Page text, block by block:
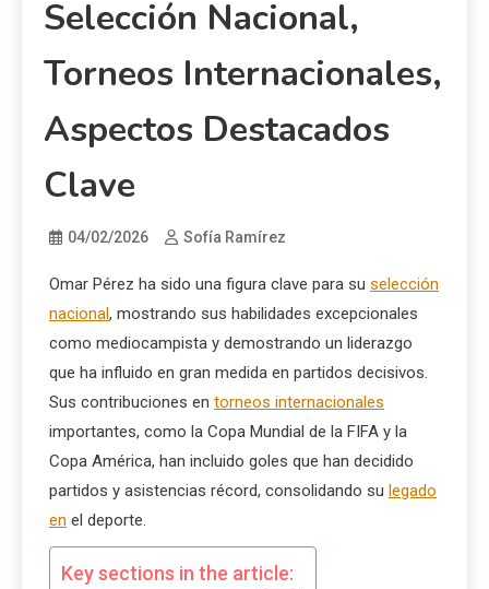
Selección Nacional,
Torneos Internacionales,
Aspectos Destacados
Clave
04/02/2026 Sofía Ramírez
Omar Pérez ha sido una figura clave para su selección
nacional, mostrando sus habilidades excepcionales
como mediocampista y demostrando un liderazgo
que ha influido en gran medida en partidos decisivos.
Sus contribuciones en torneos internacionales
importantes, como la Copa Mundial de la FIFA y la
Copa América, han incluido goles que han decidido
partidos y asistencias récord, consolidando su legado
en el deporte.
Key sections in the article: